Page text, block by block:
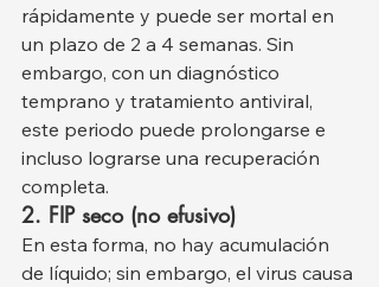
rápidamente y puede ser mortal en
un plazo de 2 a 4 semanas. Sin
embargo, con un diagnóstico
temprano y tratamiento antiviral,
este periodo puede prolongarse e
incluso lograrse una recuperación
completa.
2. FIP seco (no efusivo)
En esta forma, no hay acumulación
de líquido; sin embargo, el virus causa